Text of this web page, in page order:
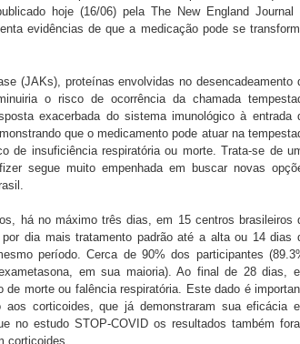
hoje (16/06) pela The New England Journal
evidências de que a medicação pode se
(JAKs), proteínas envolvidas no desencadeamento
o risco de ocorrência da chamada
exacerbada do sistema imunológico à entrada
que o medicamento pode atuar na
de insuficiência respiratória ou morte. Trata-se de
segue muito empenhada em buscar novas
há no máximo três dias, em 15 centros brasileiros
dia mais tratamento padrão até a alta ou 14 dias
período. Cerca de 90% dos participantes
em sua maioria). Ao final de 28 dias,
morte ou falência respiratória. Este dado é
corticoides, que já demonstraram sua eficácia
no estudo STOP-COVID os resultados também
corticoides.